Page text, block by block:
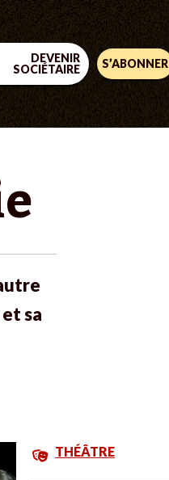
DEVENIR
SOCIÉTAIRE
S’ABONNER
sa
THÉÂTRE